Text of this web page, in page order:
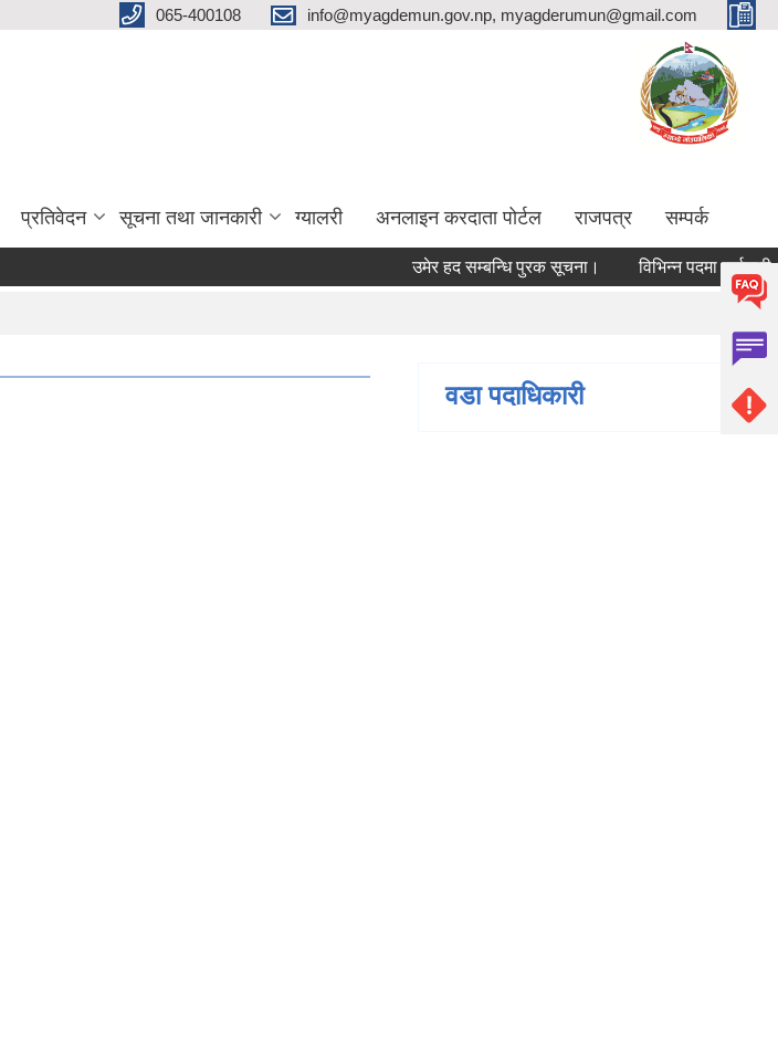
065-400108 info@myagdemun.gov.np, myagderumun@gmail.com
प्रतिवेदन सूचना तथा जानकारी ग्यालरी अनलाइन करदाता पोर्टल राजपत्र सम्पर्क
उमेर हद सम्बन्धि पुरक सूचना। विभिन्न पदमा कर्मचारी
वडा पदाधिकारी